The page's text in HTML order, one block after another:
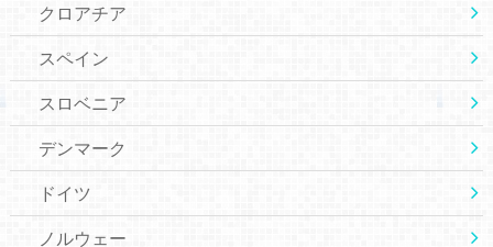
クロアチア
スペイン
スロベニア
デンマーク
ドイツ
ノルウェー